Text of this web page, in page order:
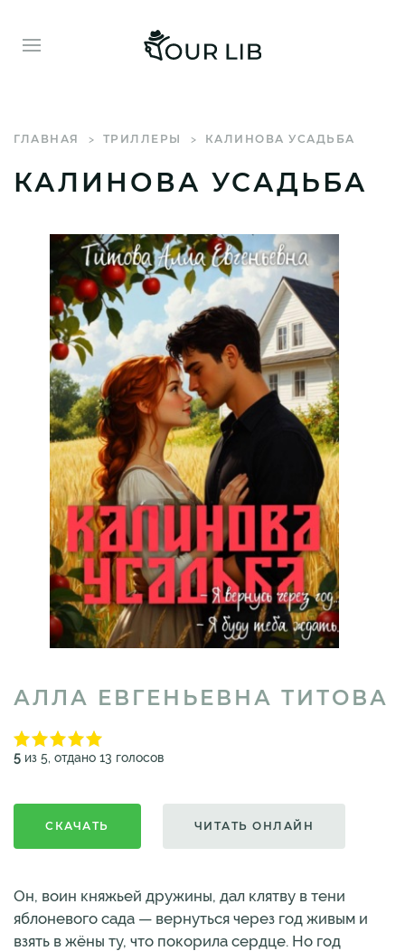
ГЛАВНАЯ ТРИЛЛЕРЫ КАЛИНОВА УСАДЬБА
КАЛИНОВА УСАДЬБА
АЛЛА ЕВГЕНЬЕВНА ТИТОВА
5 из 5, отдано 13 голосов
СКАЧАТЬ ЧИТАТЬ ОНЛАЙН
Он, воин княжьей дружины, дал клятву в тени
яблоневого сада — вернуться через год живым и
взять в жёны ту, что покорила сердце. Но год